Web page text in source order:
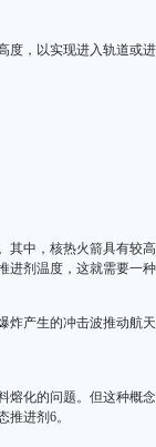
，以实现进入轨道或进
其中，核热火箭具有较
剂温度，这就需要一种
产生的冲击波推动航
化的问题。但这种概
进剂6。